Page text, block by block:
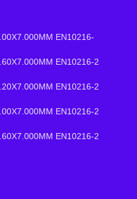
EN10216-
EN10216-2
EN10216-2
EN10216-2
EN10216-2